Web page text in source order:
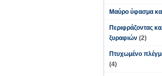
Μαύρο ύφασμα
Περιφράζοντας
ξυραφιών (2)
Πτυχωμένο
(4)